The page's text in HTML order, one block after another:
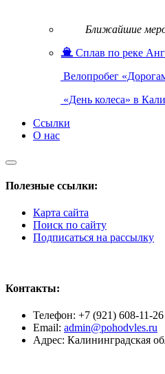
Ближайшие
Сплав по реке
Велопробег
«День колеса» в
Ссылки
О нас
Полезные ссылки:
Карта сайта
Поиск по сайту
Подписаться на рассылку
Контакты:
Телефон: +7 (921) 608-11-26
Email: admin@pohodvles.ru
Адрес: Калининградская